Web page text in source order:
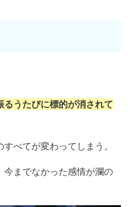
うたびに標的が消されて
べてが変わってしまう。
までなかった感情が瀾の